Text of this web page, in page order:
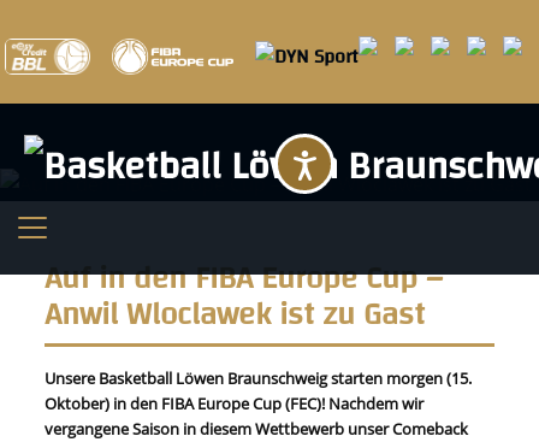
Auf in den FIBA Europe Cup –
Anwil Wloclawek ist zu Gast
Unsere Basketball Löwen Braunschweig starten morgen (15.
Oktober) in den FIBA Europe Cup (FEC)! Nachdem wir
vergangene Saison in diesem Wettbewerb unser Comeback